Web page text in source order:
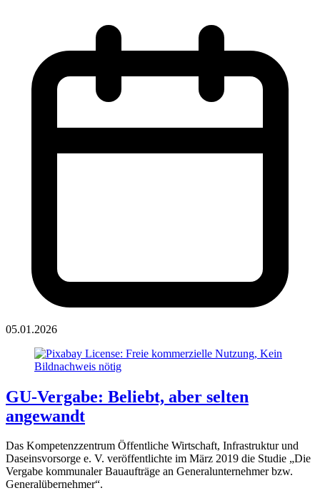
05.01.2026
GU-Vergabe: Beliebt, aber selten
angewandt
Das Kompetenzzentrum Öffentliche Wirtschaft, Infrastruktur und
Daseinsvorsorge e. V. veröffentlichte im März 2019 die Studie „Die
Vergabe kommunaler Bauaufträge an Generalunternehmer bzw.
Generalübernehmer“.